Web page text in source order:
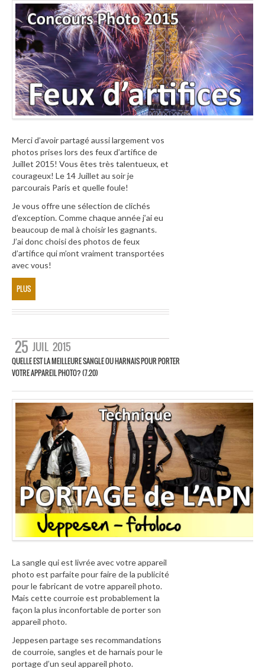
Merci d’avoir partagé aussi largement vos
photos prises lors des feux d’artifice de
Juillet 2015! Vous êtes très talentueux, et
courageux! Le 14 Juillet au soir je
parcourais Paris et quelle foule!
Je vous offre une sélection de clichés
d’exception. Comme chaque année j’ai eu
beaucoup de mal à choisir les gagnants.
J’ai donc choisi des photos de feux
d’artifice qui m’ont vraiment transportées
avec vous!
PLUS
25 JUIL 2015
QUELLE EST LA MEILLEURE SANGLE OU HARNAIS POUR PORTER
VOTRE APPAREIL PHOTO? (7.20)
La sangle qui est livrée avec votre appareil
photo est parfaite pour faire de la publicité
pour le fabricant de votre appareil photo.
Mais cette courroie est probablement la
façon la plus inconfortable de porter son
appareil photo.
Jeppesen partage ses recommandations
de courroie, sangles et de harnais pour le
portage d’un seul appareil photo.